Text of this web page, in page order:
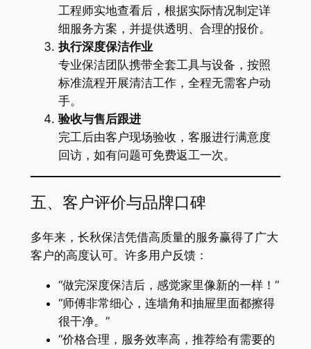
工程师实地查看后，根据实际情况制定详
细服务方案，并提供透明、合理的报价。
执行深度保洁作业
专业保洁团队携带全套工具与设备，按照
标准流程开展清洁工作，全程无需客户动
手。
验收与售后跟进
完工后由客户现场验收，客服进行满意度
回访，如有问题可免费返工一次。
五、客户评价与品牌口碑
多年来，长秋保洁凭借高质量的服务赢得了广大
客户的高度认可。许多用户反馈：
“做完深度保洁后，感觉家里像新的一样！”
“师傅非常细心，连墙角和抽屉里面都擦得
很干净。”
“价格合理，服务效率高，推荐给有需要的